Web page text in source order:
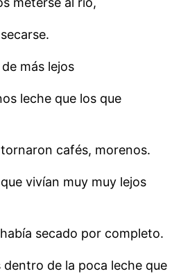
más lejos
leche que los que
cafés, morenos.
vivían muy muy lejos
secado por completo.
dentro de la poca leche que